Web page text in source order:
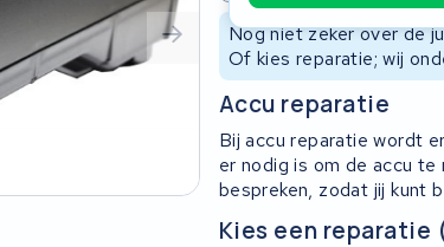
Nog niet zeker over de
Of kies reparatie; wij
Accu reparatie
Bij accu reparatie wordt
er nodig is om de accu
bespreken, zodat jij kunt
Kies een
Begin te typen in de zoekbalk om te